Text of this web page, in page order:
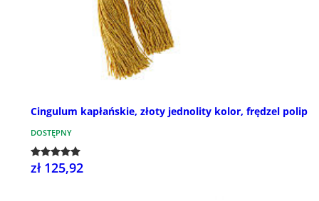
Cingulum kapłańskie, złoty jednolity kolor, frędzel polip
DOSTĘPNY
zł 125,92